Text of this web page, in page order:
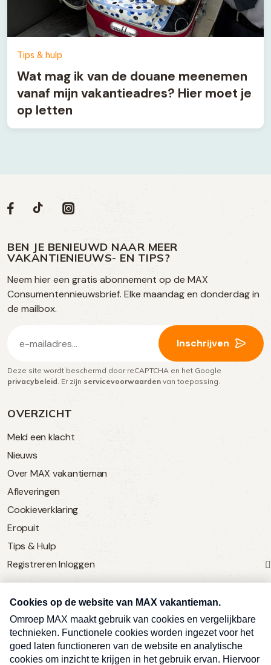
Tips & hulp
Wat mag ik van de douane meenemen
vanaf mijn vakantieadres? Hier moet je
op letten
OVERZICHT
Meld een klacht
Nieuws
Over MAX vakantieman
Afleveringen
Cookieverklaring
Eropuit
Tips & Hulp
Registreren Inloggen
SERVICE
Over Omroep MAX
MAX Vandaag
MAX Meldpunt
Volg
op
social
media
Social
Volg
op
Facebook
Volg
op
TikTok
Volg
op
Instagram
BEN JE BENIEUWD NAAR MEER
VAKANTIENIEUWS- EN TIPS?
Neem hier een gratis abonnement op de MAX
Consumentennieuwsbrief. Elke maandag en donderdag in
de mailbox.
mailadres
(Vereist)
Inschrijven
Deze site wordt beschermd door reCAPTCHA en het Google
privacybeleid . Er zijn servicevoorwaarden van toepassing.